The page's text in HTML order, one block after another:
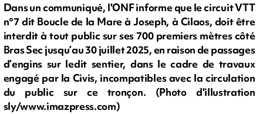
Dans un communiqué, l'ONF informe que le circuit VTT
n°7 dit Boucle de la Mare à Joseph, à Cilaos, doit être
interdit à tout public sur ses 700 premiers mètres côté
Bras Sec jusqu’au 30 juillet 2025, en raison de passages
d’engins sur ledit sentier, dans le cadre de travaux
engagé par la Civis, incompatibles avec la circulation
du public sur ce tronçon. (Photo d'illustration
sly/www.imazpress.com)